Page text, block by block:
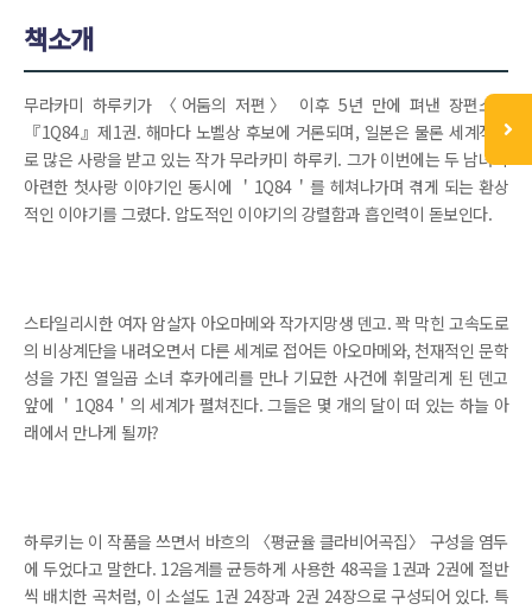
책소개
무라카미 하루키가 〈어둠의 저편〉 이후 5년 만에 펴낸 장편소설
『1Q84』제1권. 해마다 노벨상 후보에 거론되며, 일본은 물론 세계적으
로 많은 사랑을 받고 있는 작가 무라카미 하루키. 그가 이번에는 두 남녀의
아련한 첫사랑 이야기인 동시에 ＇1Q84＇를 헤쳐나가며 겪게 되는 환상
적인 이야기를 그렸다. 압도적인 이야기의 강렬함과 흡인력이 돋보인다.
스타일리시한 여자 암살자 아오마메와 작가지망생 덴고. 꽉 막힌 고속도로
의 비상계단을 내려오면서 다른 세계로 접어든 아오마메와, 천재적인 문학
성을 가진 열일곱 소녀 후카에리를 만나 기묘한 사건에 휘말리게 된 덴고
앞에 ＇1Q84＇의 세계가 펼쳐진다. 그들은 몇 개의 달이 떠 있는 하늘 아
래에서 만나게 될까?
하루키는 이 작품을 쓰면서 바흐의 〈평균율 클라비어곡집〉 구성을 염두
에 두었다고 말한다. 12음계를 균등하게 사용한 48곡을 1권과 2권에 절반
씩 배치한 곡처럼, 이 소설도 1권 24장과 2권 24장으로 구성되어 있다. 특